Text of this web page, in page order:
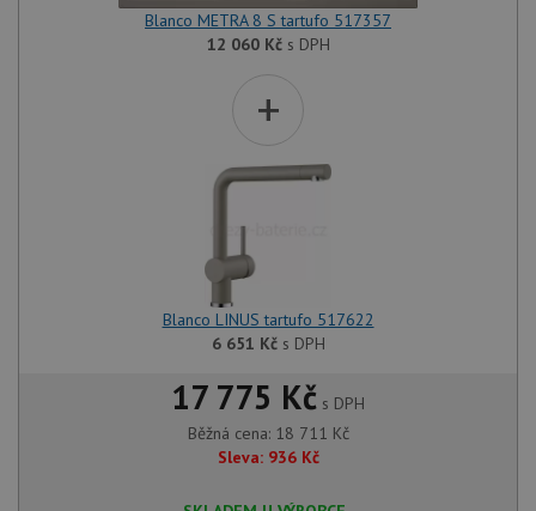
Blanco METRA 8 S tartufo 517357
12 060 Kčs DPH
+
Blanco LINUS tartufo 517622
6 651 Kčs DPH
17 775 Kč s DPH
Běžná cena: 18 711 Kč
Sleva: 936 Kč